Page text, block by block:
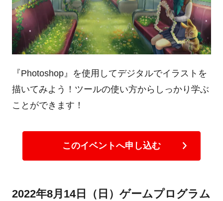
『Photoshop』を使用してデジタルでイラストを
描いてみよう！ツールの使い方からしっかり学ぶ
ことができます！
このイベントへ申し込む
2022年8月14日（日）ゲームプログラム